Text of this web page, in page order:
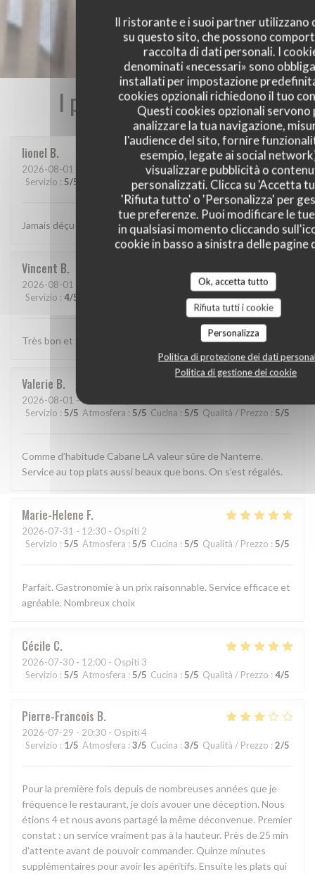
Il ristorante e i suoi partner utilizzano
su questo sito, che possono
raccolta di dati personali. I
denominati «necessari» sono
installati per impostazione
cookies opzionali richiedono il tuo
Questi cookies opzionali servono
analizzare la tua navigazione,
l'audience del sito, fornire
esempio, legate ai social
visualizzare pubblicità o
personalizzati. Clicca su 'Accetta
'Rifiuta tutto' o 'Personalizza' per
tue preferenze. Puoi modificare le
in qualsiasi momento cliccando
cookie in basso a sinistra delle pagine
Ok, accetta tutto
Rifiuta tutti i cookie
Personalizza
Politica di protezione dei dati
Politica di gestione dei cookie
I pareri dei nostri clienti
lionel B
2026-08-01
- 20:15 - Ospiti 2
Servizio : 5/5 5/5 Cucina:5/5 Qualità / Prezzo :5/5
Jamais déçu chez cabane.. jf Bury et ses lutins sont au top..
Vincent B
2026-08-01
Servizio : 4/5 5/5 Qualità / Prezzo:5/5
Très bon et très bien presenté
Valerie B
2026-08-01 - 13:15 - Ospiti 2
Servizio : 5/5 Atmosfera : 5/5 Cucina : 5/5 Qualità / Prezzo : 5/5
Comme d’habitude Cabane LA valeur sûre de Nanterre.
Service au top plats aussi beaux que bons. On s’est régalés.
Marie-Helene F
2026-07-31 - 12:30 - Ospiti 2
Servizio : 5/5 Atmosfera : 5/5 Cucina : 5/5 Qualità / Prezzo : 5/5
Parfait. Gastronomie à un prix raisonnable. Service efficace et
agréable. Nombreux choix
Cécile C
2026-07-30 - 12:00 - Ospiti 3
Servizio : 5/5 Atmosfera : 5/5 Cucina : 5/5 Qualità / Prezzo : 4/5
Pierre-Francois B
2026-07-29 - 20:30 - Ospiti 4
Servizio : 1/5 Atmosfera : 3/5 Cucina : 3/5 Qualità / Prezzo : 2/5
Pour la première fois depuis de nombreuses années que je
fréquence le restaurant, je dois avouer une déception. Nous
étions 4 et nous avons partagé la même déconvenue. Premier
constat : un service vraiment pas à la hauteur. Près de 25 min
d'attente avant de pouvoir commander. Quinze minutes
supplémentaires pour avoir les apéritifs. Ensuite les plats qui